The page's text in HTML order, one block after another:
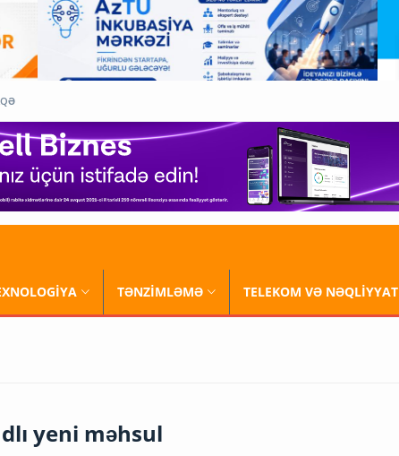
TƏNZİMLƏMƏ TELEKOM VƏ NƏQLİYYAT
yeni məhsul